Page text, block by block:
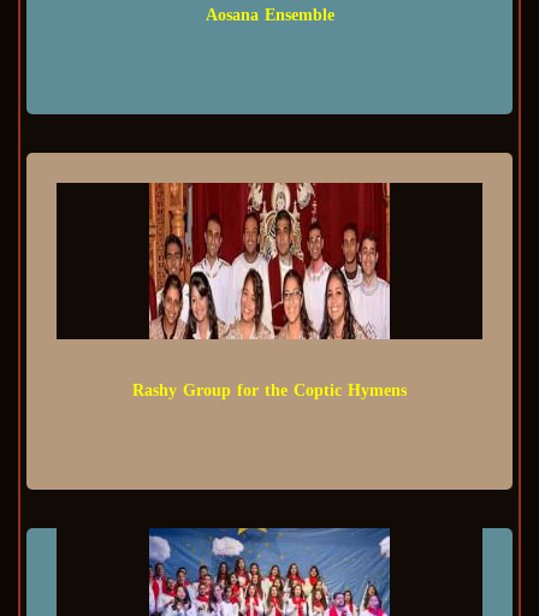
Aosana Ensemble
Rashy Group for the Coptic Hymens